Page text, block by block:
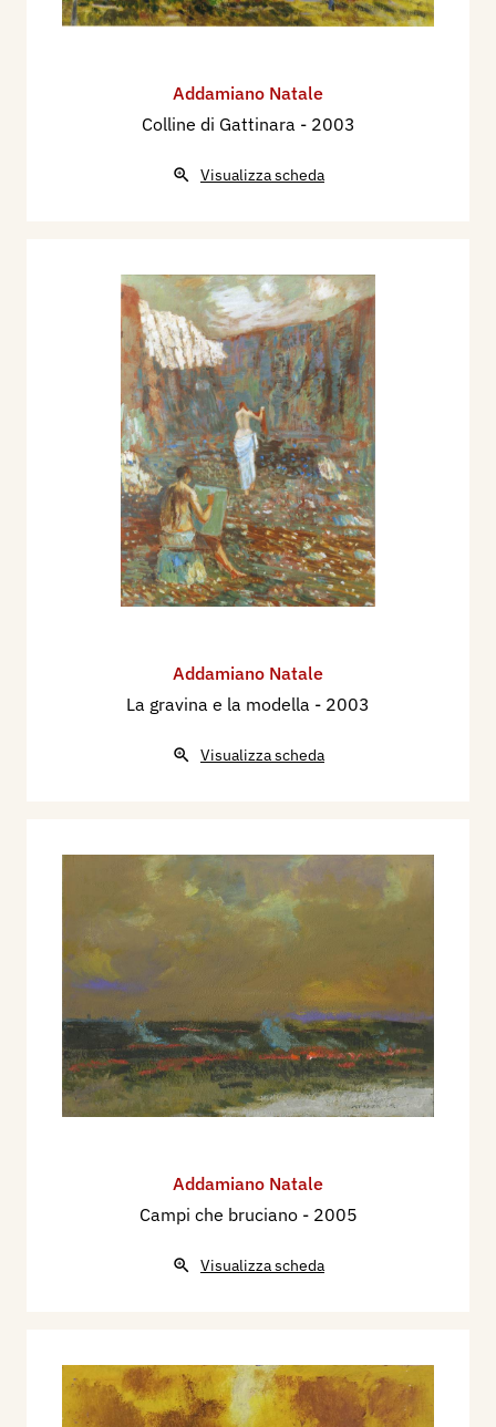
Addamiano Natale
Colline di Gattinara - 2003
Visualizza scheda
Addamiano Natale
La gravina e la modella - 2003
Visualizza scheda
Addamiano Natale
Campi che bruciano - 2005
Visualizza scheda